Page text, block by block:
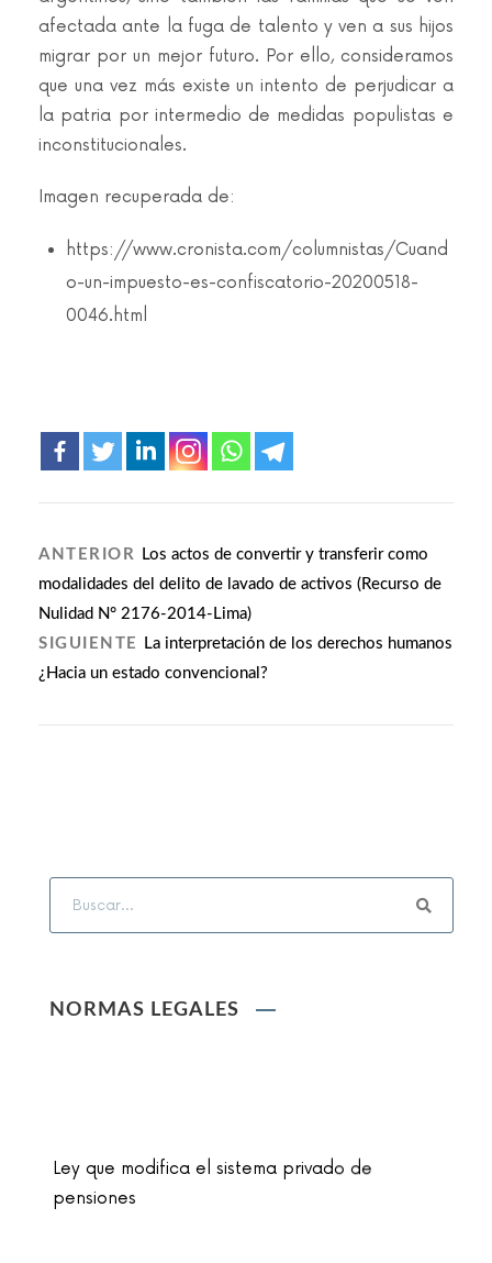
afectada ante la fuga de talento y ven a sus hijos
migrar por un mejor futuro. Por ello, consideramos
que una vez más existe un intento de perjudicar a
la patria por intermedio de medidas populistas e
inconstitucionales.
Imagen recuperada de:
https://www.cronista.com/columnistas/Cuand
o-un-impuesto-es-confiscatorio-20200518-
0046.html
ANTERIOR Los actos de convertir y transferir como
modalidades del delito de lavado de activos (Recurso de
Nulidad N° 2176-2014-Lima)
SIGUIENTE
La interpretación de los derechos humanos
¿Hacia un estado convencional?
NORMAS LEGALES
Ley que modifica el sistema privado de
pensiones